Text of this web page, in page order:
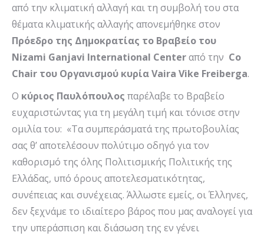
από την κλιματική αλλαγή και τη συμβολή του στα
θέματα κλιματικής αλλαγής απονεμήθηκε στον
Πρόεδρο της Δημοκρατίας το Βραβείο του
Nizami Ganjavi International Centerαπό την Co
Chair του Οργανισμού κυρίαVaira Vike Freiberga.
Ο κύριος Παυλόπουλος παρέλαβε το Βραβείο
ευχαριστώντας για τη μεγάλη τιμή και τόνισε στην
ομιλία του: «Τα συμπεράσματά της πρωτοβουλίας
σας θ’ αποτελέσουν πολύτιμο οδηγό για τον
καθορισμό της όλης Πολιτισμικής Πολιτικής της
Ελλάδας, υπό όρους αποτελεσματικότητας,
συνέπειας και συνέχειας. Άλλωστε εμείς, οι Έλληνες,
δεν ξεχνάμε το ιδιαίτερο βάρος που μας αναλογεί για
την υπεράσπιση και διάσωση της εν γένει